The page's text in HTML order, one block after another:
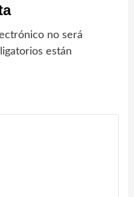
no será
están